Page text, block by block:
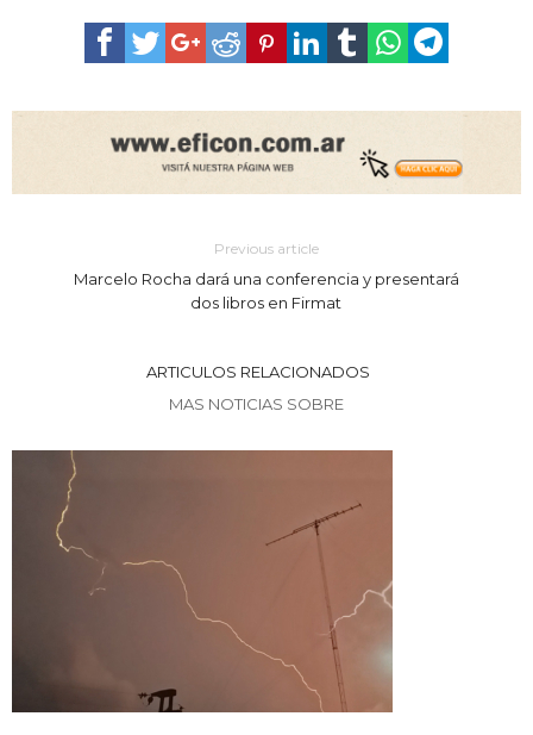
Previous article
Marcelo Rocha dará una conferencia y presentará
dos libros en Firmat
ARTICULOS RELACIONADOS
MAS NOTICIAS SOBRE